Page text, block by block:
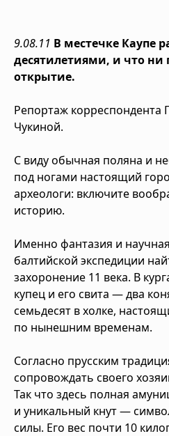
9.08.11 В местечке Каупе
десятилетиями, и что ни
открытие.
Репортаж корреспондента
Чукиной.
С виду обычная поляна и
под ногами настоящий
археологи: включите
историю.
Именно фантазия и
балтийской экспедиции
захоронение 11 века. В
купец и его свита — два
семьдесят в холке,
по нынешним временам.
Согласно прусским
сопровождать своего
Так что здесь полная
и уникальный кнут —
силы. Его вес почти 10